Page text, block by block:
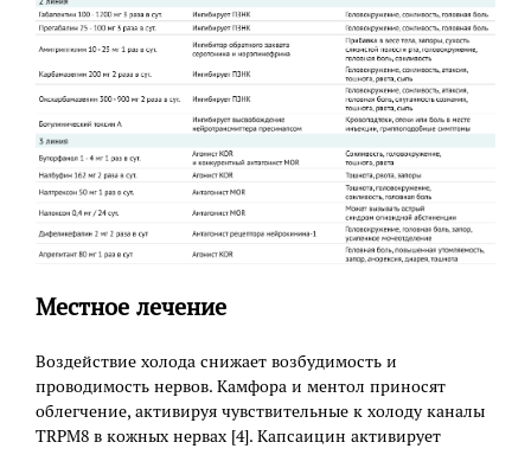
Местное лечение
Воздействие холода снижает возбудимость и
проводимость нервов. Камфора и ментол приносят
облегчение, активируя чувствительные к холоду каналы
TRPM8 в кожных нервах [4]. Капсаицин активирует